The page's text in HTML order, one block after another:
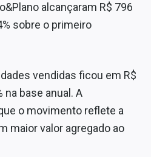
alcançaram R$ 796
sobre o primeiro
vendidas ficou em R$
na base anual. A
o movimento reflete a
maior valor agregado ao